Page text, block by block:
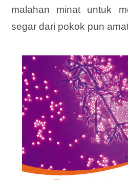
malahan minat untuk
segar dari pokok pun